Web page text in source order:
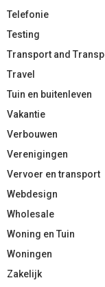
Telefonie
Testing
Transport and
Travel
Tuin en buitenleven
Vakantie
Verbouwen
Verenigingen
Vervoer en transport
Webdesign
Wholesale
Woning en Tuin
Woningen
Zakelijk